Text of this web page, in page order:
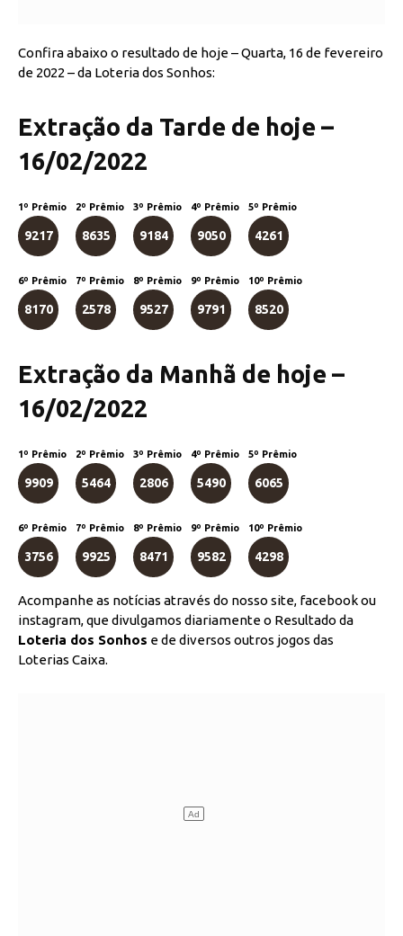
Confira abaixo o resultado de hoje – Quarta, 16 de fevereiro
de 2022 – da Loteria dos Sonhos:
Extração da Tarde de hoje –
16/02/2022
1º Prêmio
9217
2º Prêmio
8635
3º Prêmio
9184
4º Prêmio
9050
5º Prêmio
4261
6º Prêmio
8170
7º Prêmio
2578
8º Prêmio
9527
9º Prêmio
9791
10º Prêmio
8520
Extração da Manhã de hoje –
16/02/2022
1º Prêmio
9909
2º Prêmio
5464
3º Prêmio
2806
4º Prêmio
5490
5º Prêmio
6065
6º Prêmio
3756
7º Prêmio
9925
8º Prêmio
8471
9º Prêmio
9582
10º Prêmio
4298
Acompanhe as notícias através do nosso site, facebook ou
instagram, que divulgamos diariamente o Resultado da
Loteria dos Sonhos e de diversos outros jogos das
Loterias Caixa.